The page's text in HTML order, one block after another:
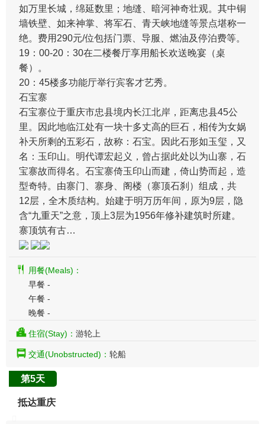
如万里长城，绵延数里；地缝、暗河神奇壮观。其中铜
墙铁壁、如来神掌、将军石、青天峡地缝等景点堪称一
绝。费用290元/位包括门票、导服、燃油及停泊费等。
19：00-20：30在二楼餐厅享用船长欢送晚宴（桌
餐）。
20：45楼多功能厅举行宾客才艺秀。
石宝寨
石宝寨位于重庆市忠县境内长江北岸，距离忠县45公
里。因此地临江处有一块十多丈高的巨石，相传为女娲
补天所剩的五彩石，故称：石宝。因此石形如玉玺，又
名：玉印山。明代谭宏起义，曾占据此处以为山寨，石
宝寨故而得名。石宝寨倚玉印山而建，倚山势而起，造
型奇特。由寨门、寨身、阁楼（寨顶石刹）组成，共
12层，全木质结构。始建于明万历年间，原为9层，隐
含“九重天”之意，顶上3层为1956年修补建筑时所建。
寨顶筑有古…
用餐(Meals)：
早餐 -
午餐 -
晚餐 -
住宿(Stay)： 游轮上
交通(Unobstructed)： 轮船
第5天
抵达重庆